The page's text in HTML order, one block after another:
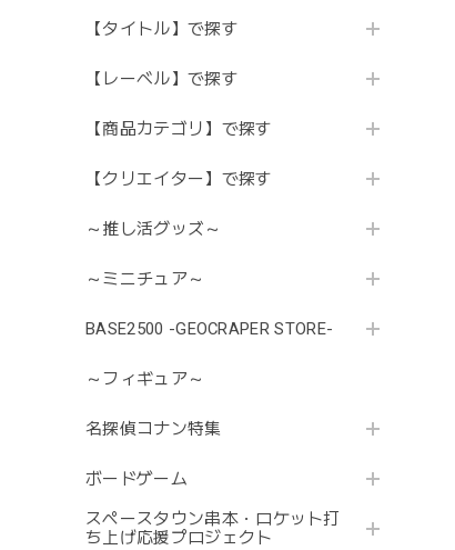
【タイトル】で探す
【レーベル】で探す
【商品カテゴリ】で探す
【クリエイター】で探す
～推し活グッズ～
～ミニチュア～
BASE2500 -GEOCRAPER STORE-
～フィギュア～
名探偵コナン特集
ボードゲーム
スペースタウン串本・ロケット打
ち上げ応援プロジェクト